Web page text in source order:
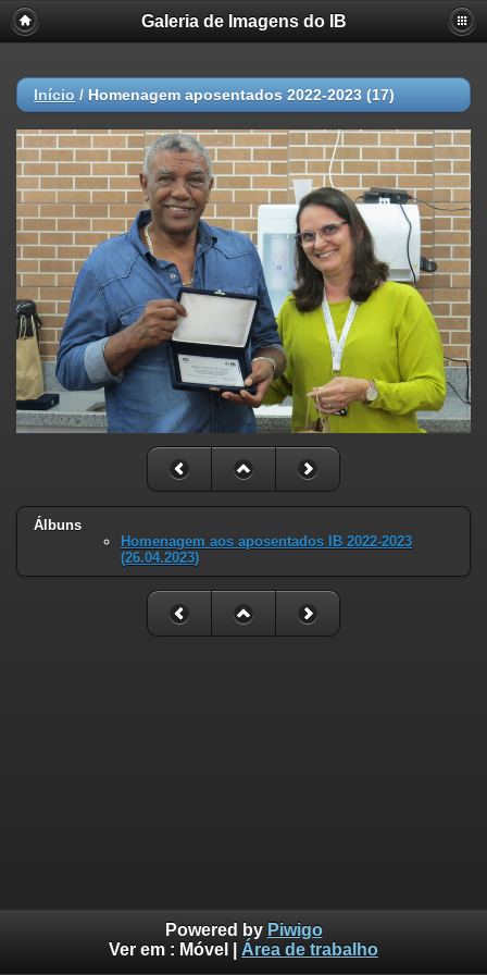
Galeria de Imagens do IB
Início / Homenagem aposentados 2022-2023 (17)
Álbuns
Homenagem aos aposentados IB 2022-2023
(26.04.2023)
Powered by Piwigo
Ver em : Móvel Área de trabalho